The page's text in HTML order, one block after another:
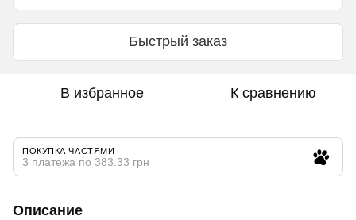
Быстрый заказ
В избранное К сравнению
ПОКУПКА ЧАСТЯМИ
3 платежа по 383.33 грн
Описание